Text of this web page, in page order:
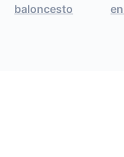
baloncesto